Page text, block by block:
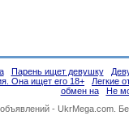
Парень ищет девушку
Она ищет его 18+
Легкие
обмен на
Не
- UkrMega.com.